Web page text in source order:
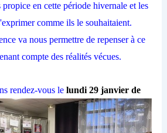
propice en cette période hivernale et les
comme ils le souhaitaient.
va nous permettre de repenser à ce
compte des réalités vécues.
rendez-vous lelundi 29 janvier de